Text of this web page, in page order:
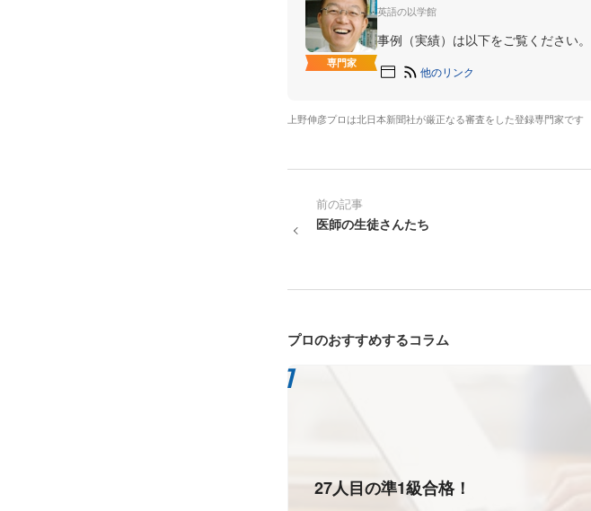
専門家
英語の以学館
事例（実績）は以下をご覧ください。
他のリンク
上野伸彦プロは北日本新聞社が厳正なる審査をした登録専門家です
前の記事
医師の生徒さんたち
プロのおすすめするコラム
27人目の準1級合格！